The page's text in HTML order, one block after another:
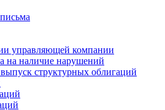
управляющей компании
на наличие нарушений
структурных облигаций